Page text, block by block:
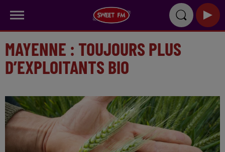
MAYENNE : TOUJOURS PLUS
D’EXPLOITANTS BIO